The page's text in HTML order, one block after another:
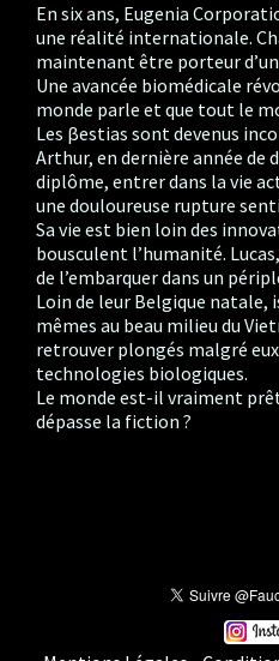
En six ans, Eugenia
une réalité internationale.
maintenant être porteur
Une avancée biomédicale
monde parle et que tout le
Les βestias sont devenus
Arthur, en dernière année de
diplôme, entrer dans la vie
une douloureuse rupture
Sa vie est bien loin des
bousculent l’humanité.
de l’embarquer dans un
Loin de leur Belgique natale,
mêmes au beau milieu du
retrouver plongés malgré
technologies biologiques.
Le monde est-il vraiment
dépasse la fiction ?